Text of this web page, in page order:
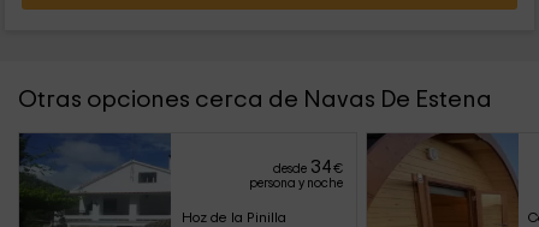
Otras opciones cerca de Navas De Estena
desde 34€
persona y noche
Hoz de la Pinilla